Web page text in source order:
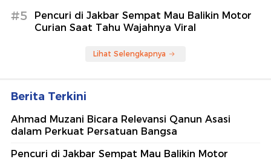
#5
Pencuri di Jakbar Sempat Mau Balikin Motor
Curian Saat Tahu Wajahnya Viral
Lihat Selengkapnya
Berita Terkini
Ahmad Muzani Bicara Relevansi Qanun Asasi
dalam Perkuat Persatuan Bangsa
Pencuri di Jakbar Sempat Mau Balikin Motor